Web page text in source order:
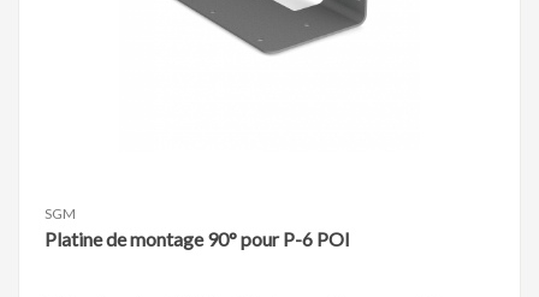
SGM
Platine de montage 90° pour P-6 POI